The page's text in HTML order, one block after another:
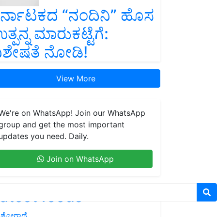
“ನಂದಿನಿ” ಹೊಸ
ಮಾರುಕಟ್ಟೆಗೆ:
ನೋಡಿ!
View More
on WhatsApp! Join our WhatsApp
and get the most important
you need. Daily.
Join on WhatsApp
feeds